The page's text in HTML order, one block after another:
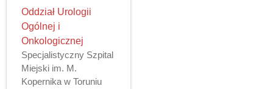
Oddział Urologii
Ogólnej i
Onkologicznej
Specjalistyczny Szpital
Miejski im. M.
Kopernika w Toruniu